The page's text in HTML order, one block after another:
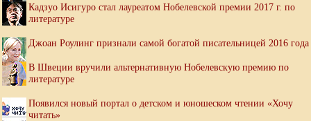
Кадзуо Исигуро стал лауреатом Нобелевской премии 2017 г. по
литературе
Джоан Роулинг признали самой богатой писательницей 2016 года
В Швеции вручили альтернативную Нобелевскую премию по
литературе
Появился новый портал о детском и юношеском чтении «Хочу
читать»